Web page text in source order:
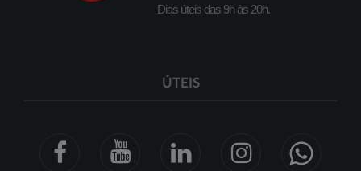
Dias úteis das 9h às 20h.
ÚTEIS